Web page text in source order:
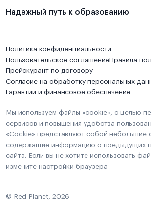
Надежный путь к образованию
Политика конфиденциальности
Пользовательское соглашениеПравила
Прейскурант по договору
Согласие на обработку персональных
Гарантии и финансовое обеспечение
Мы используем файлы «cookie», с целью
сервисов и повышения удобства
«Cookie» представляют собой небольшие
содержащие информацию о предыдущих
сайта. Если вы не хотите использовать
измените настройки браузера.
© Red Planet, 2026